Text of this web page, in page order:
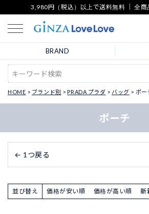
3,980円（税込）以上で送料無料 ｜ 全
BRAND
HOME ブランド別 PRADA プラダ バッグ ポー
ポーチ
← 1つ戻る
並び替え 価格が安い順 価格が高い順 新